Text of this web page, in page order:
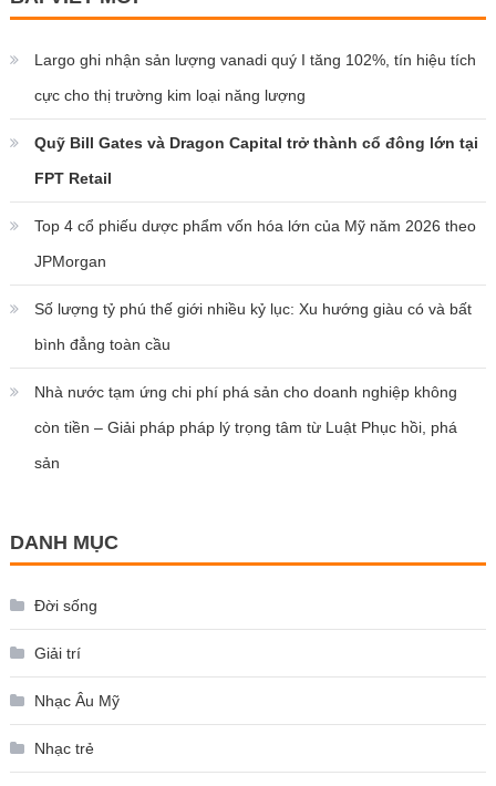
Largo ghi nhận sản lượng vanadi quý I tăng 102%, tín hiệu tích
cực cho thị trường kim loại năng lượng
Quỹ Bill Gates và Dragon Capital trở thành cổ đông lớn tại
FPT Retail
Top 4 cổ phiếu dược phẩm vốn hóa lớn của Mỹ năm 2026 theo
JPMorgan
Số lượng tỷ phú thế giới nhiều kỷ lục: Xu hướng giàu có và bất
bình đẳng toàn cầu
Nhà nước tạm ứng chi phí phá sản cho doanh nghiệp không
còn tiền – Giải pháp pháp lý trọng tâm từ Luật Phục hồi, phá
sản
DANH MỤC
Đời sống
Giải trí
Nhạc Âu Mỹ
Nhạc trẻ